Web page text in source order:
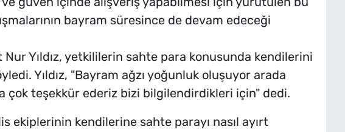
bayram süresince de devam edeceği
Nur Yıldız, yetkililerin sahte para konusunda kendilerini
Yıldız, "Bayram ağzı yoğunluk oluşuyor arada
çok teşekkür ederiz bizi bilgilendirdikleri için" dedi.
ekiplerinin kendilerine sahte parayı nasıl ayırt